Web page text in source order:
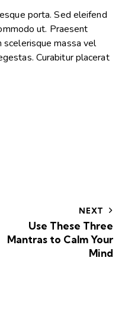
porta. Sed eleifend
ut. Praesent
scelerisque massa vel
Curabitur placerat
NEXT
Use These Three
Mantras to Calm Your
Mind